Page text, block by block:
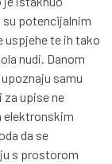
su potencijalnim
uspjehe te ih tako
nudi. Danom
samu
za upise ne
elektronskim
da se
s prostorom